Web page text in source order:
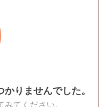
りませんでした。
てください。